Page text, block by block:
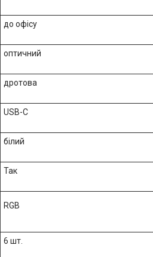
до офісу
оптичний
дротова
USB-C
білий
Так
RGB
6 шт.